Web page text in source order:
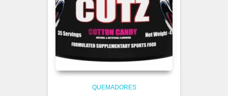
QUEMADORES